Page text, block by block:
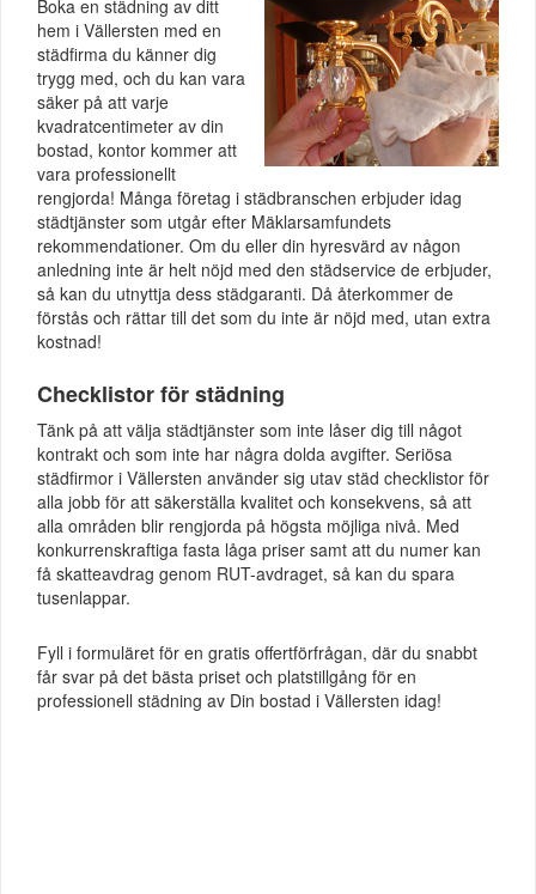
Boka en städning av ditt
hem i Vällersten med en
städfirma du känner dig
trygg med, och du kan vara
säker på att varje
kvadratcentimeter av din
bostad, kontor kommer att
vara professionellt
rengjorda! Många företag i städbranschen erbjuder idag
städtjänster som utgår efter Mäklarsamfundets
rekommendationer. Om du eller din hyresvärd av någon
anledning inte är helt nöjd med den städservice de erbjuder,
så kan du utnyttja dess städgaranti. Då återkommer de
förstås och rättar till det som du inte är nöjd med, utan extra
kostnad!
Checklistor för städning
Tänk på att välja städtjänster som inte låser dig till något
kontrakt och som inte har några dolda avgifter. Seriösa
städfirmor i Vällersten använder sig utav städ checklistor för
alla jobb för att säkerställa kvalitet och konsekvens, så att
alla områden blir rengjorda på högsta möjliga nivå. Med
konkurrenskraftiga fasta låga priser samt att du numer kan
få skatteavdrag genom RUT-avdraget, så kan du spara
tusenlappar.
Fyll i formuläret för en gratis offertförfrågan, där du snabbt
får svar på det bästa priset och platstillgång för en
professionell städning av Din bostad i Vällersten idag!